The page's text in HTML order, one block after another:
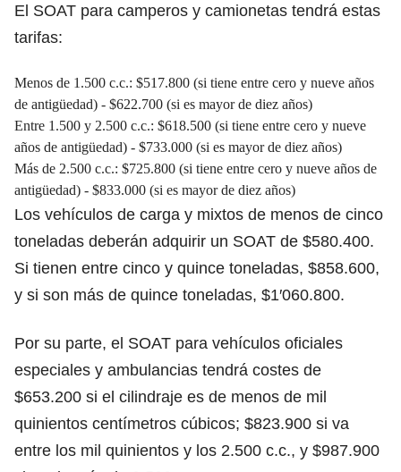
El SOAT para camperos y camionetas tendrá estas
tarifas:
Menos de 1.500 c.c.: $517.800 (si tiene entre cero y nueve años
de antigüedad) - $622.700 (si es mayor de diez años)
Entre 1.500 y 2.500 c.c.: $618.500 (si tiene entre cero y nueve
años de antigüedad) - $733.000 (si es mayor de diez años)
Más de 2.500 c.c.: $725.800 (si tiene entre cero y nueve años de
antigüedad) - $833.000 (si es mayor de diez años)
Los vehículos de carga y mixtos de menos de cinco
toneladas deberán adquirir un SOAT de $580.400.
Si tienen entre cinco y quince toneladas, $858.600,
y si son más de quince toneladas, $1′060.800.
Por su parte, el SOAT para vehículos oficiales
especiales y ambulancias tendrá costes de
$653.200 si el cilindraje es de menos de mil
quinientos centímetros cúbicos; $823.900 si va
entre los mil quinientos y los 2.500 c.c., y $987.900